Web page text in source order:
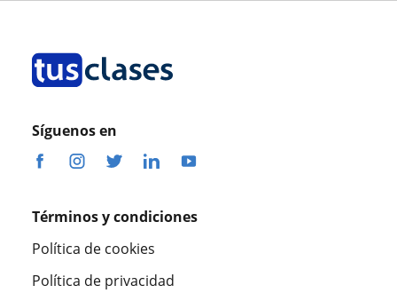
Síguenos en
Términos y condiciones
Política de cookies
Política de privacidad